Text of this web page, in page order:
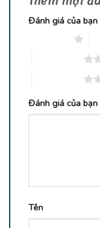
Đánh giá của bạn
Đánh giá của bạn
Tên